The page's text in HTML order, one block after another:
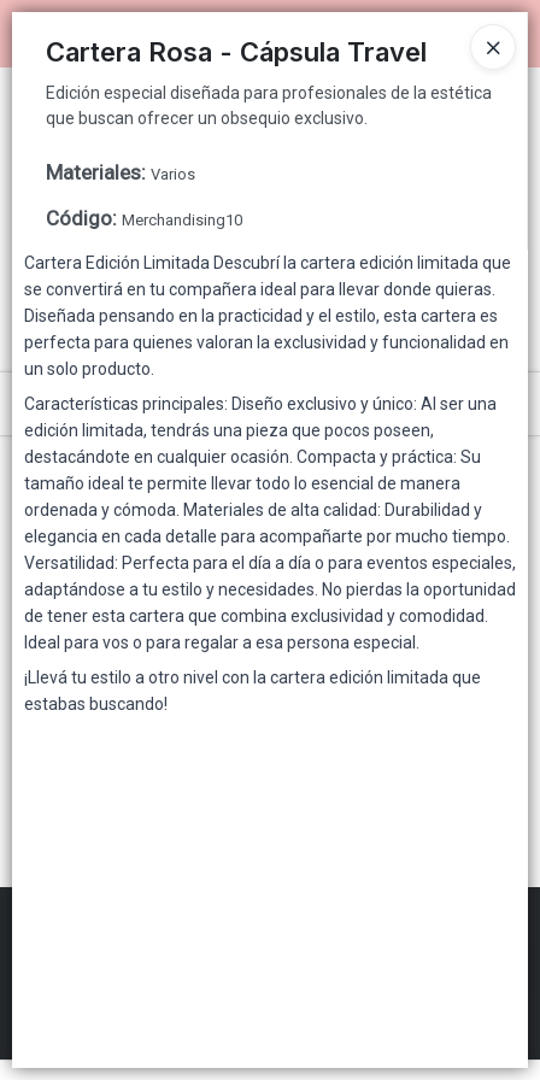
Edición especial diseñada para profesionales de la estética que
Cartera Rosa - Cápsula Travel
Edición especial diseñada para profesionales de la estética
que buscan ofrecer un obsequio exclusivo.
Materiales: Varios
Código: Merchandising10
Cartera Edición Limitada Descubrí la cartera edición limitada que
se convertirá en tu compañera ideal para llevar donde quieras.
Diseñada pensando en la practicidad y el estilo, esta cartera es
perfecta para quienes valoran la exclusividad y funcionalidad en
un solo producto.
Características principales: Diseño exclusivo y único: Al ser una
edición limitada, tendrás una pieza que pocos poseen,
destacándote en cualquier ocasión. Compacta y práctica: Su
tamaño ideal te permite llevar todo lo esencial de manera
ordenada y cómoda. Materiales de alta calidad: Durabilidad y
elegancia en cada detalle para acompañarte por mucho tiempo.
Versatilidad: Perfecta para el día a día o para eventos especiales,
adaptándose a tu estilo y necesidades. No pierdas la oportunidad
de tener esta cartera que combina exclusividad y comodidad.
Ideal para vos o para regalar a esa persona especial.
¡Llevá tu estilo a otro nivel con la cartera edición limitada que
estabas buscando!
PUNTOS DE VENTA
CÓMO COMPRAR
QUIÉNES SOMOS
GENNUINE PARA CONSUMIDOR FINAL
CONTACTO
Menú
Edición especial diseñada para profesionales de la estética que buscan
ofrecer un obsequio exclusivo.
Lista vacía